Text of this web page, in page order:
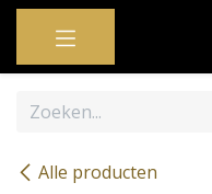
OVERSLAAN NAAR INHOUD
Alle producten